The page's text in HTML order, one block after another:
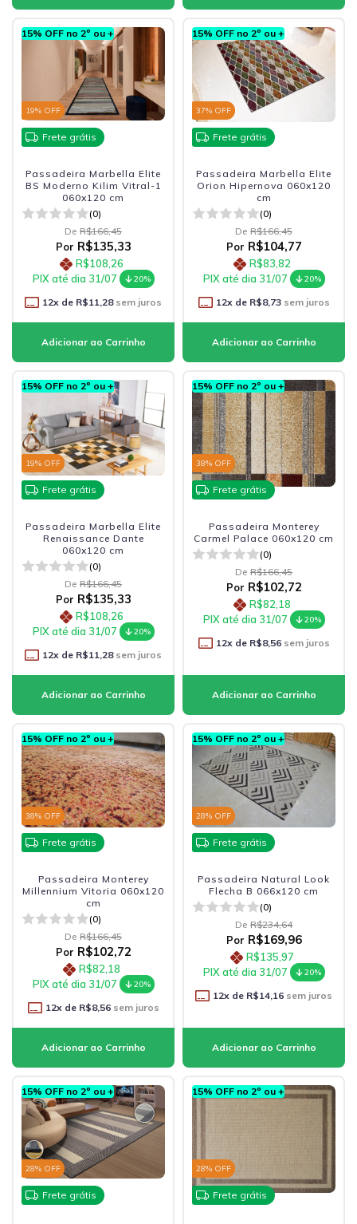
15% OFF no 2º ou +
19% OFF
Frete grátis
Passadeira Marbella Elite
BS Moderno Kilim Vitral-1
060x120 cm
(0)
De R$166,45
Por R$135,33
R$108,26
PIX até dia 31/07
20%
12x de R$11,28sem juros
15% OFF no 2º ou +
37% OFF
Frete grátis
Passadeira Marbella Elite
Orion Hipernova 060x120
cm
(0)
De R$166,45
Por R$104,77
R$83,82
PIX até dia 31/07
20%
12x de R$8,73sem juros
15% OFF no 2º ou +
19% OFF
Frete grátis
Passadeira Marbella Elite
Renaissance Dante
060x120 cm
(0)
De R$166,45
Por R$135,33
R$108,26
PIX até dia 31/07
20%
12x de R$11,28sem juros
15% OFF no 2º ou +
38% OFF
Frete grátis
Passadeira Monterey
Carmel Palace 060x120 cm
(0)
De R$166,45
Por R$102,72
R$82,18
PIX até dia 31/07
20%
12x de R$8,56sem juros
15% OFF no 2º ou +
38% OFF
Frete grátis
Passadeira Monterey
Millennium Vitoria 060x120
cm
(0)
De R$166,45
Por R$102,72
R$82,18
PIX até dia 31/07
20%
12x de R$8,56sem juros
15% OFF no 2º ou +
28% OFF
Frete grátis
Passadeira Natural Look
Flecha B 066x120 cm
(0)
De R$234,64
Por R$169,96
R$135,97
PIX até dia 31/07
20%
12x de R$14,16 sem juros
15% OFF no 2º ou +
28% OFF
Frete grátis
15% OFF no 2º ou +
28% OFF
Frete grátis